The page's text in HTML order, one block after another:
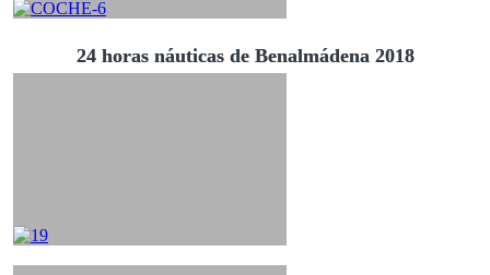
24 horas náuticas de Benalmádena 2018